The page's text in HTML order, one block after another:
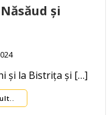
și
și la Bistrița și […]